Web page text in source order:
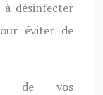
désinfecter
éviter de
de vos